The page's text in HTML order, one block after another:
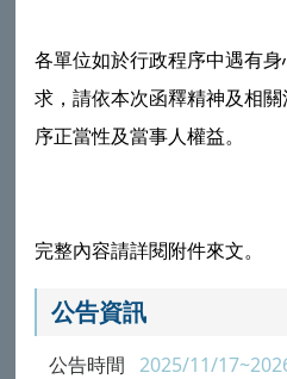
各單位如於行政程序中遇有
求，請依本次函釋精神及相
序正當性及當事人權益。
完整內容請詳閱附件來文。
公告資訊
公告時間 2025/11/